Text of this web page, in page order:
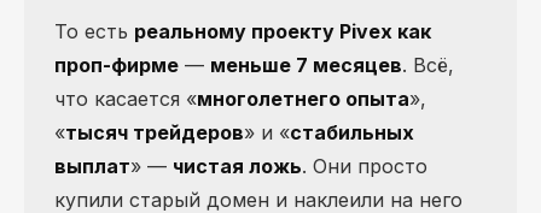
То есть реальному проекту Pivex как
проп-фирме — меньше 7 месяцев. Всё,
что касается «многолетнего опыта»,
«тысяч трейдеров» и «стабильных
выплат» — чистая ложь. Они просто
купили старый домен и наклеили на него